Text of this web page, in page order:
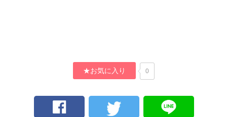
★お気に入り 0